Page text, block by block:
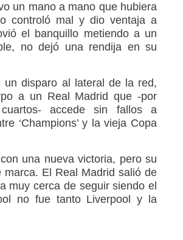
un mano a mano que hubiera
controló mal y dio ventaja a
el banquillo metiendo a un
no dejó una rendija en su
disparo al lateral de la red,
a un Real Madrid que -por
accede sin fallos a
‘Champions’ y la vieja Copa
una nueva victoria, pero su
El Real Madrid salió de
muy cerca de seguir siendo el
no fue tanto Liverpool y la